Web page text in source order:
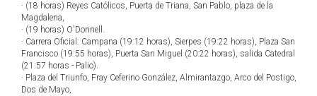
· (18 horas) Reyes Católicos, Puerta de Triana, San Pablo, plaza de la
Magdalena,
· (19 horas) O'Donnell.
· Carrera Oficial: Campana (19:12 horas), Sierpes (19:22 horas), Plaza San
Francisco (19:55 horas), Puerta San Miguel (20:22 horas), salida Catedral
(21:57 horas - Palio).
· Plaza del Triunfo, Fray Ceferino González, Almirantazgo, Arco del Postigo,
Dos de Mayo,